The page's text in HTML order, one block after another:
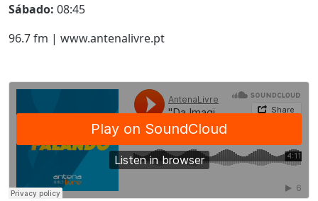
Sábado: 08:45
96.7 fm | www.antenalivre.pt